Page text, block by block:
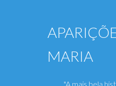
MARIA
"A mais bela